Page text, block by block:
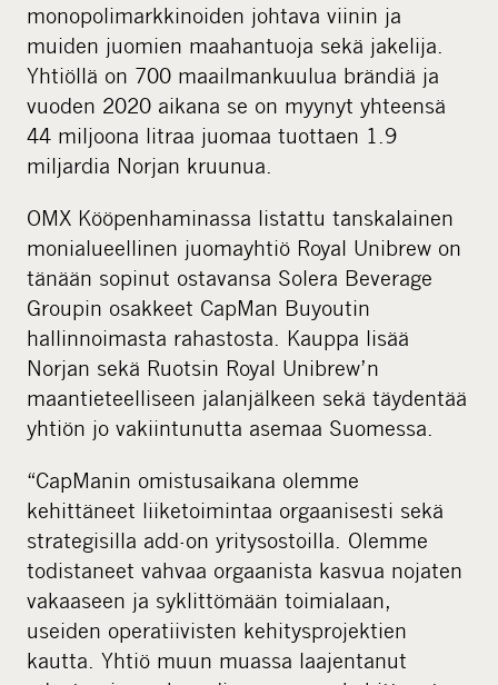
monopolimarkkinoiden johtava viinin ja
muiden juomien maahantuoja sekä jakelija.
Yhtiöllä on 700 maailmankuulua brändiä ja
vuoden 2020 aikana se on myynyt yhteensä
44 miljoona litraa juomaa tuottaen 1.9
miljardia Norjan kruunua.
OMX Kööpenhaminassa listattu tanskalainen
monialueellinen juomayhtiö Royal Unibrew on
tänään sopinut ostavansa Solera Beverage
Groupin osakkeet CapMan Buyoutin
hallinnoimasta rahastosta. Kauppa lisää
Norjan sekä Ruotsin Royal Unibrew’n
maantieteelliseen jalanjälkeen sekä täydentää
yhtiön jo vakiintunutta asemaa Suomessa.
“CapManin omistusaikana olemme
kehittäneet liiketoimintaa orgaanisesti sekä
strategisilla add-on yritysostoilla. Olemme
todistaneet vahvaa orgaanista kasvua nojaten
vakaaseen ja syklittömään toimialaan,
useiden operatiivisten kehitysprojektien
kautta. Yhtiö muun muassa laajentanut